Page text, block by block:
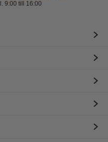
9:00 till 16:00